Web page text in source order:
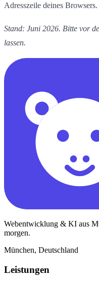
Adresszeile deines Browsers.
Stand: Juni 2026. Bitte vor
lassen.
Webentwicklung & KI aus
morgen.
München, Deutschland
Leistungen